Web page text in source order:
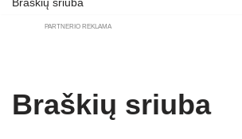
PARTNERIO REKLAMA
Braškių sriuba